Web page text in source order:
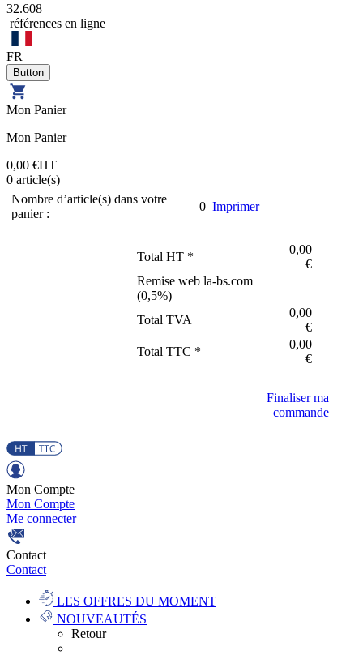
32.608
références en ligne
FR
Mon Panier
Mon Panier
0,00 €HT
0 article(s)
Nombre d’article(s) dans votre
panier :
0 Imprimer
Total HT *
0,00
€
Remise web la-bs.com
(0,5%)
Total TVA
0,00
€
Total TTC *
0,00
€
Finaliser ma
commande
Mon Compte
Mon Compte
Me connecter
Contact
Contact
LES OFFRES DU MOMENT
NOUVEAUTÉS
Retour